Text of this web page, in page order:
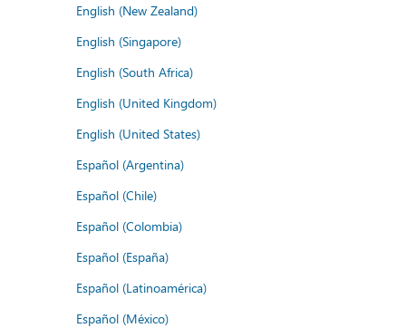
English (New Zealand)
English (Singapore)
English (South Africa)
English (United Kingdom)
English (United States)
Español (Argentina)
Español (Chile)
Español (Colombia)
Español (España)
Español (Latinoamérica)
Español (México)